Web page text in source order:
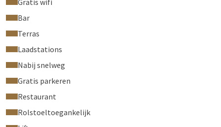
Gratis wifi
Bar
Terras
Laadstations
Nabij snelweg
Gratis parkeren
Restaurant
Rolstoeltoegankelijk